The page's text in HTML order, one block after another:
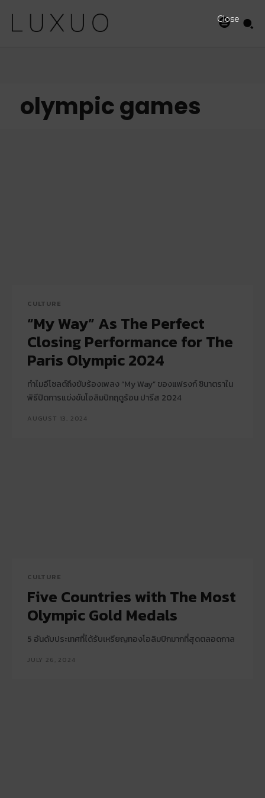
olympic games
CULTURE
“My Way” As The Perfect
Closing Performance for The
Paris Olympic 2024
ทำไมอีโซลต์ถึงขับร้องเพลง “My Way” ของแฟรงก์ ซินาตราใน
พิธีปิดการแข่งขันโอลิมปิกฤดูร้อน ปารีส 2024
AUGUST 13, 2024
CULTURE
Five Countries with The Most
Olympic Gold Medals
5 อันดับประเทศที่ได้รับเหรียญทองโอลิมปิกมากที่สุดตลอดกาล
JULY 26, 2024
Close